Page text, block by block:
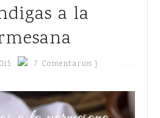
7 Comentarios }